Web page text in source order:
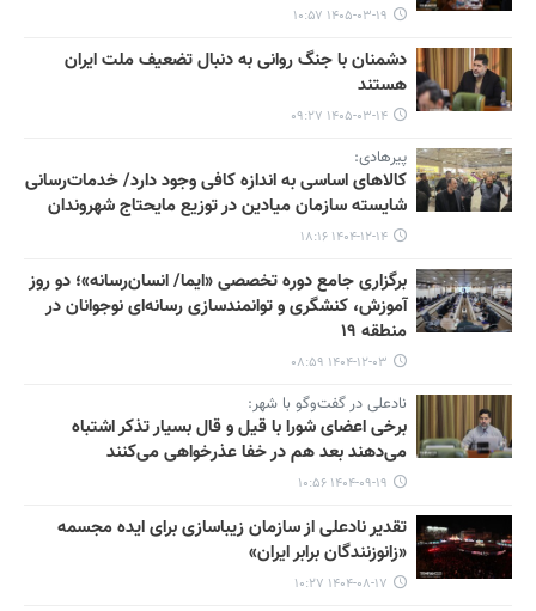
۱۴۰۵-۰۳-۱۹ ۱۰:۵۷
دشمنان با جنگ روانی به دنبال تضعیف ملت ایران
هستند
۱۴۰۵-۰۳-۱۴ ۰۹:۲۷
پیرهادی:
کالاهای اساسی به اندازه کافی وجود دارد/ خدمات‌رسانی
شایسته سازمان میادین در توزیع مایحتاج شهروندان
۱۴۰۴-۱۲-۱۴ ۱۸:۱۶
برگزاری جامع دوره تخصصی «ایما/ انسان‌رسانه»؛ دو روز
آموزش، کنشگری و توانمندسازی رسانه‌ای نوجوانان در
منطقه ۱۹
۱۴۰۴-۱۲-۰۳ ۰۸:۵۹
نادعلی در گفت‌وگو با شهر:
برخی اعضای شورا با قیل و قال بسیار تذکر اشتباه
می‌دهند بعد هم در خفا عذرخواهی می‌کنند
۱۴۰۴-۰۹-۱۹ ۱۰:۵۶
تقدیر نادعلی از سازمان زیباسازی برای ایده مجسمه
«زانوزنندگان برابر ایران»
۱۴۰۴-۰۸-۱۷ ۱۰:۲۷